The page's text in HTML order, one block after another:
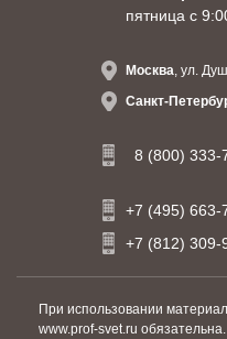
пятница с
Москва, ул.
Санкт-
8 (800) 333-
+7 (495) 663-
+7 (812) 309-
При использовании
www.prof-svet.ru обязательна.